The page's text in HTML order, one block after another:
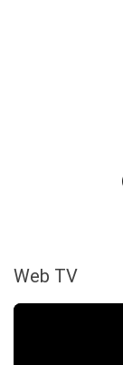
Web TV